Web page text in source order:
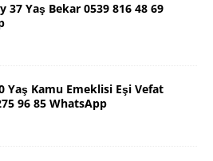
37 Yaş Bekar 0539 816 48 69
Yaş Kamu Emeklisi Eşi Vefat
96 85 WhatsApp